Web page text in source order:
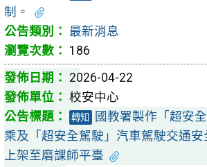
制。
最新消息
186
2026-04-22
校安中心
轉知
國教署製作「超安
乘及「超安全駕駛」汽車駕駛交通
上架至磨課師平臺